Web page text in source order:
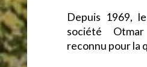
Depuis 1969,
société
reconnu pour la